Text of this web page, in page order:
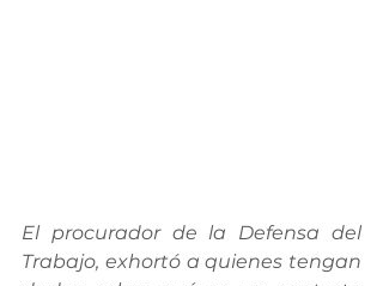
El procurador de la Defensa del
Trabajo, exhortó a quienes tengan